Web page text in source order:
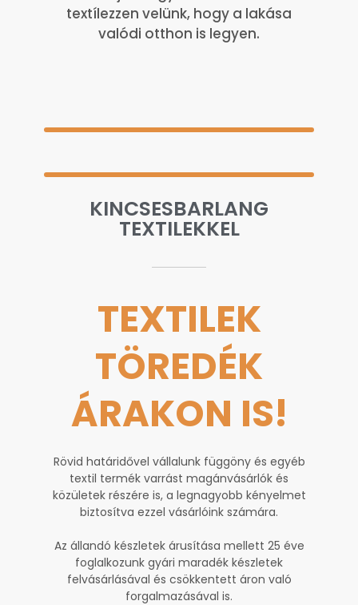
textílezzen velünk, hogy a lakása
valódi otthon is legyen.
KINCSESBARLANG
TEXTILEKKEL
TEXTILEK
TÖREDÉK
ÁRAKON IS!
Rövid határidővel vállalunk függöny és egyéb
textil termék varrást magánvásárlók és
közületek részére is, a legnagyobb kényelmet
biztosítva ezzel vásárlóink számára.
Az állandó készletek árusítása mellett 25 éve
foglalkozunk gyári maradék készletek
felvásárlásával és csökkentett áron való
forgalmazásával is.